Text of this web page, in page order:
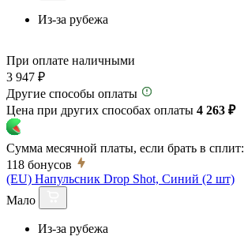
Из-за рубежа
При оплате наличными
3 947 ₽
Другие способы оплаты
Цена при других способах оплаты 4 263 ₽
Сумма месячной платы, если брать в сплит:
118 бонусов
(EU) Напульсник Drop Shot, Синий (2 шт)
Мало
Из-за рубежа